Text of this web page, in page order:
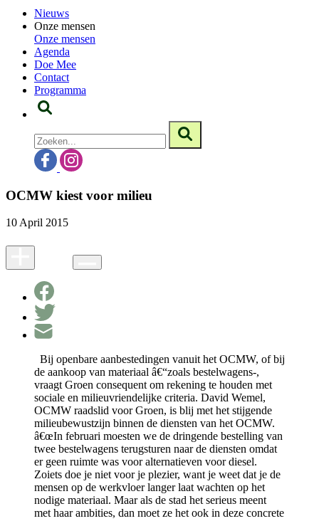
Nieuws
Onze mensen
Onze mensen
Agenda
Doe Mee
Contact
Programma
OCMW kiest voor milieu
10 April 2015
Bij openbare aanbestedingen vanuit het OCMW, of bij
de aankoop van materiaal â€“zoals bestelwagens-,
vraagt Groen consequent om rekening te houden met
sociale en milieuvriendelijke criteria. David Wemel,
OCMW raadslid voor Groen, is blij met het stijgende
milieubewustzijn binnen de diensten van het OCMW.
â€œIn februari moesten we de dringende bestelling van
twee bestelwagens terugsturen naar de diensten omdat
er geen ruimte was voor alternatieven voor diesel.
Zoiets doe je niet voor je plezier, want je weet dat je de
mensen op de werkvloer langer laat wachten op het
nodige materiaal. Maar als de stad het serieus meent
met haar ambities, dan moet ze het ook in deze concrete